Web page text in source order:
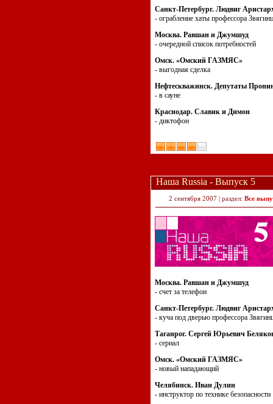
Санкт-Петербург. Людвиг
- ограбление хаты профессора
Москва. Равшан и Джумшуд
- очередной список потребностей
Омск. «Омский ГАЗМЯС»
- выгодная сделка
Нефтескважинск. Депутаты
- в сауне
Краснодар. Славик и Димон
- диктофон
Наша Russia - Выпуск 5
2 сентября 2007 | раздел: Все
Москва. Равшан и Джумшуд
- счет за телефон
Санкт-Петербург. Людвиг
- куча под дверью профессора
Таганрог. Сергей Юрьевич
- сериал
Омск. «Омский ГАЗМЯС»
- новый нападающий
Челябинск. Иван Дулин
- инструктор по технике безопасности